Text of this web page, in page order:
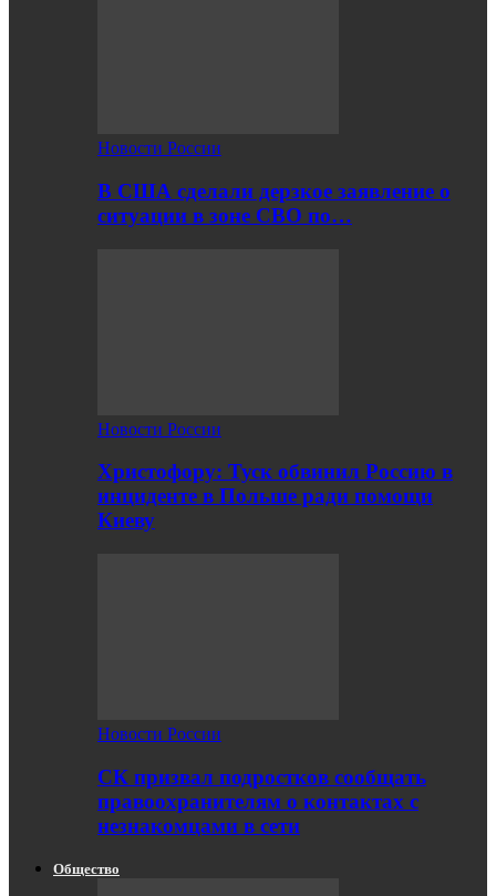
Новости России
В США сделали дерзкое заявление о
ситуации в зоне СВО по…
Новости России
Христофору: Туск обвинил Россию в
инциденте в Польше ради помощи
Киеву
Новости России
СК призвал подростков сообщать
правоохранителям о контактах с
незнакомцами в сети
Общество